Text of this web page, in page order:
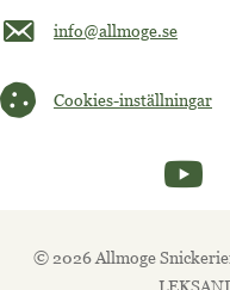
Maila oss på info@allmoge.se
info@allmoge.se
Cookies-inställningar
Cookies-inställningar
© 2026 Allmoge